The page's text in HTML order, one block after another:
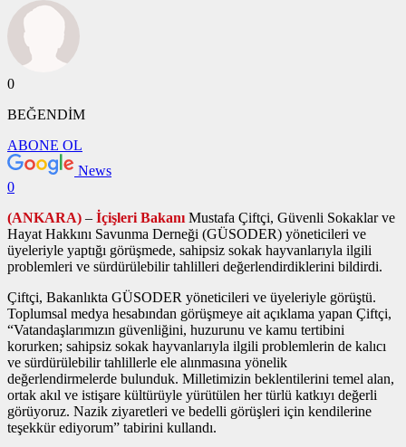
0
BEĞENDİM
ABONE OL
News
0
(ANKARA) – İçişleri Bakanı Mustafa Çiftçi, Güvenli Sokaklar ve
Hayat Hakkını Savunma Derneği (GÜSODER) yöneticileri ve
üyeleriyle yaptığı görüşmede, sahipsiz sokak hayvanlarıyla ilgili
problemleri ve sürdürülebilir tahlilleri değerlendirdiklerini bildirdi.
Çiftçi, Bakanlıkta GÜSODER yöneticileri ve üyeleriyle görüştü.
Toplumsal medya hesabından görüşmeye ait açıklama yapan Çiftçi,
“Vatandaşlarımızın güvenliğini, huzurunu ve kamu tertibini
korurken; sahipsiz sokak hayvanlarıyla ilgili problemlerin de kalıcı
ve sürdürülebilir tahlillerle ele alınmasına yönelik
değerlendirmelerde bulunduk. Milletimizin beklentilerini temel alan,
ortak akıl ve istişare kültürüyle yürütülen her türlü katkıyı değerli
görüyoruz. Nazik ziyaretleri ve bedelli görüşleri için kendilerine
teşekkür ediyorum” tabirini kullandı.